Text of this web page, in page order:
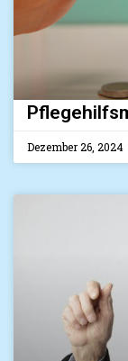
Dezember 26, 2024